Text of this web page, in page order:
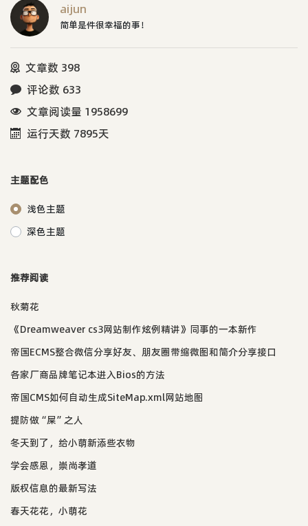
aijun
简单是件很幸福的事！
文章数 398
评论数 633
文章阅读量 1958699
运行天数 7895天
主题配色
浅色主题
深色主题
推荐阅读
秋菊花
《Dreamweaver cs3网站制作炫例精讲》同事的一本新作
帝国ECMS整合微信分享好友、朋友圈带缩微图和简介分享接口
各家厂商品牌笔记本进入Bios的方法
帝国CMS如何自动生成SiteMap.xml网站地图
提防做“屎”之人
冬天到了，给小萌新添些衣物
学会感恩，崇尚孝道
版权信息的最新写法
春天花花，小萌花